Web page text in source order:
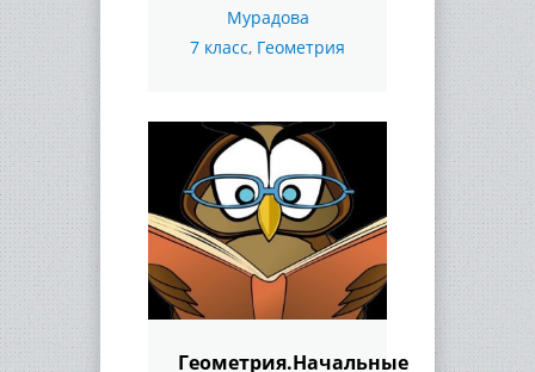
Мурадова
7 класс, Геометрия
Геометрия.Начальные